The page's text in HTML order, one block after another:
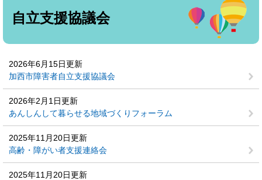
自立支援協議会
2026年6月15日更新
加西市障害者自立支援協議会
2026年2月1日更新
あんしんして暮らせる地域づくりフォーラム
2025年11月20日更新
高齢・障がい者支援連絡会
2025年11月20日更新